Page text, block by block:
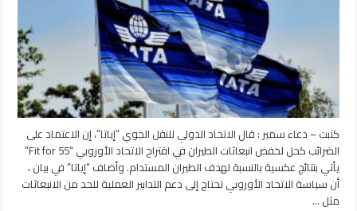
مقترحات
“الاتحاد”
بفرض
ضرائب
لخفض
الإنبعاثات
مغلقة
كتبت – دعاء سمير : قال الاتحاد الدولي للنقل الجوي “إياتا”، إن الاعتماد على
الضرائب كحل لخفض انبعاثات الطيران في اقتراح الاتحاد الأوروبي “Fit for 55”
يأتي بنتائج عكسية بالنسبة لهدف الطيران المستدام. وأضاف “إياتا” في بيان ،
أن سياسة الاتحاد الأوروبي تحتاج إلى دعم التدابير العملية للحد من الانبعاثات
مثل …